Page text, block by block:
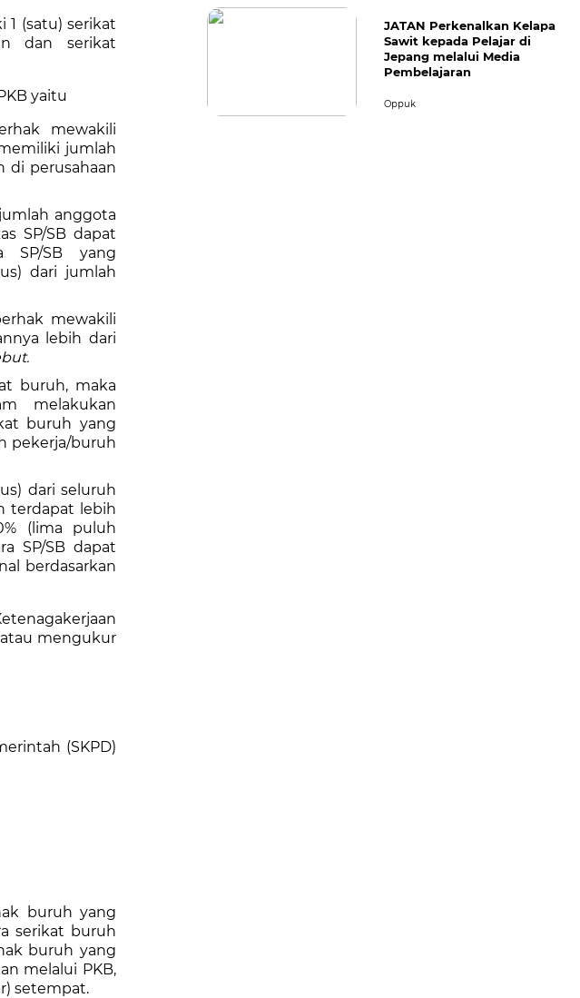
(satu) serikat
dan serikat
yaitu
mewakili
jumlah
di perusahaan
anggota
SP/SB dapat
SP/SB yang
dari jumlah
mewakili
lebih dari
buruh, maka
melakukan
buruh yang
pekerja/buruh
dari seluruh
terdapat lebih
(lima puluh
SP/SB dapat
berdasarkan
mengukur
(SKPD)
buruh yang
serikat buruh
buruh yang
melalui PKB,
setempat.
JATAN Perkenalkan Kelapa
Sawit kepada Pelajar di
Jepang melalui Media
Pembelajaran
Oppuk